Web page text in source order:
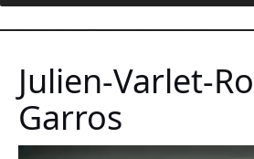
content
Julien-Varlet-
Garros